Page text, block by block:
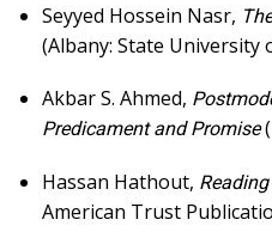
Seyyed Hossein Nasr,
(Albany: State University
Akbar S. Ahmed,
Predicament and Promise
Hassan Hathout,
American Trust